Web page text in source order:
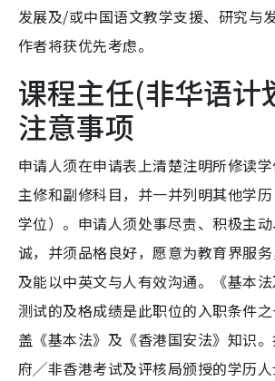
发展及/或中国语文教学支援、研究与
作者将获优先考虑。
课程主任(非华语计
注意事项
申请人须在申请表上清楚注明所修读
主修和副修科目，并一并列明其他学
学位）。申请人须处事尽责、积极主
诚，并须品格良好，愿意为教育界服
及能以中英文与人有效沟通。《基本法
测试的及格成绩是此职位的入职条件
盖《基本法》及《香港国安法》知识
府╱非香港考试及评核局颁授的学历